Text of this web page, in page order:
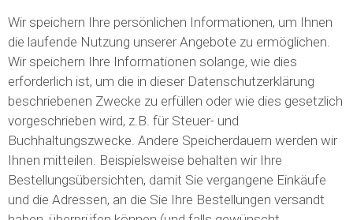
Wir speichern Ihre persönlichen Informationen, um Ihnen
die laufende Nutzung unserer Angebote zu ermöglichen.
Wir speichern Ihre Informationen solange, wie dies
erforderlich ist, um die in dieser Datenschutzerklärung
beschriebenen Zwecke zu erfüllen oder wie dies gesetzlich
vorgeschrieben wird, z.B. für Steuer- und
Buchhaltungszwecke. Andere Speicherdauern werden wir
Ihnen mitteilen. Beispielsweise behalten wir Ihre
Bestellungsübersichten, damit Sie vergangene Einkäufe
und die Adressen, an die Sie Ihre Bestellungen versandt